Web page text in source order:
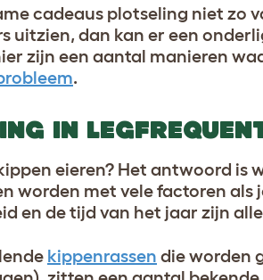
cadeaus plotseling niet zo
uitzien, dan kan er een
zijn een aantal manieren
.
IN
eieren? Het antwoord is
worden met vele factoren als
en de tijd van het jaar zijn
kippenrassen die worden